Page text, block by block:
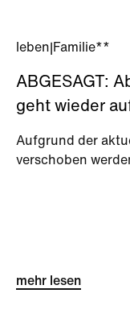
leben Familie**
ABGESAGT:
geht wieder
Aufgrund der
verschoben
mehr lesen